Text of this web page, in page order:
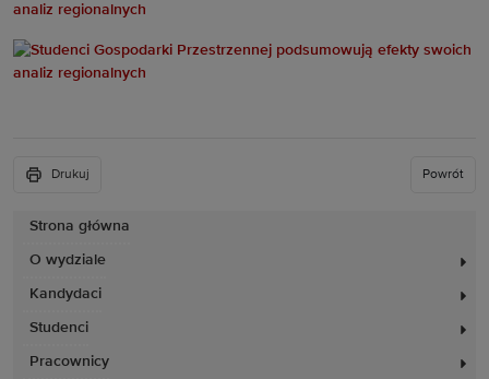
Strona główna
O wydziale
Kandydaci
Studenci
Pracownicy
Drukuj Powrót